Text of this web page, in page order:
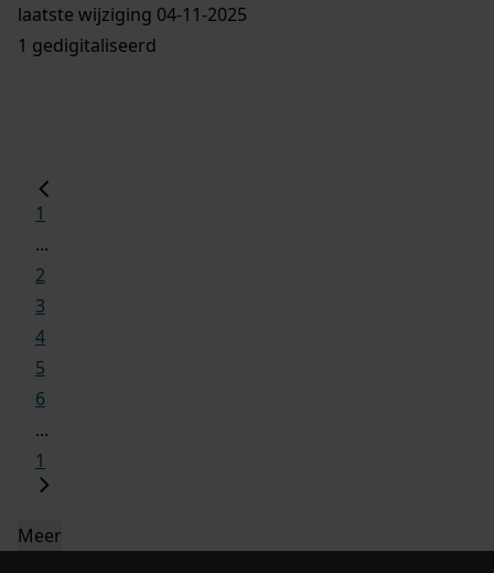
laatste wijziging 04-11-2025
1 gedigitaliseerd
1
...
2
3
4
5
6
...
1
Meer